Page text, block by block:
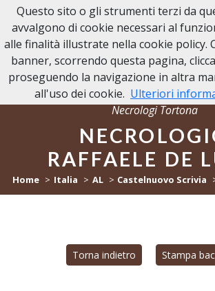
NECROLOGI TORTONA
Necrologi Tortona
RAFFAELE DE
Home Italia AL Castelnuovo Scrivia
Torna indietro Stampa
Questo sito o gli strumenti terzi da
avvalgono di cookie necessari al
alle finalità illustrate nella cookie policy.
banner, scorrendo questa pagina,
proseguendo la navigazione in altra
all'uso dei cookie. Ulteriori